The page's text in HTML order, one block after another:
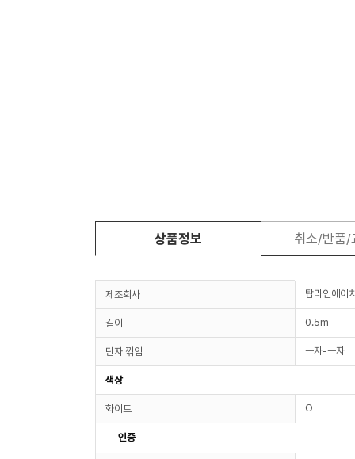
상품정보 취소/반품/
제조회사 탑라인에이
길이 0.5m
단자 꺾임 ㅡ자-ㅡ자
색상
화이트 O
인증